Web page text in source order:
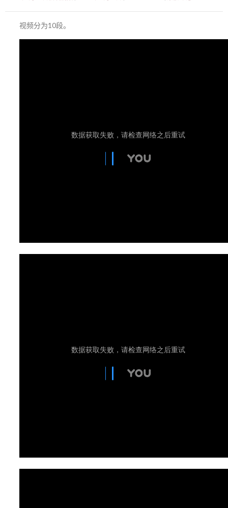
视频分为10段。